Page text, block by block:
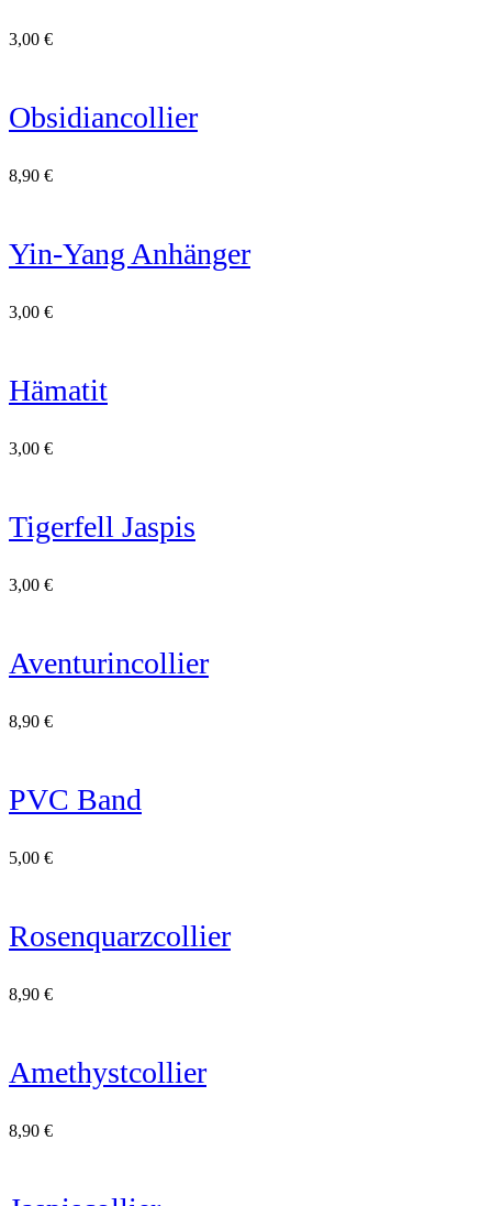
3,00 €
Obsidiancollier
8,90 €
Yin-Yang Anhänger
3,00 €
Hämatit
3,00 €
Tigerfell Jaspis
3,00 €
Aventurincollier
8,90 €
PVC Band
5,00 €
Rosenquarzcollier
8,90 €
Amethystcollier
8,90 €